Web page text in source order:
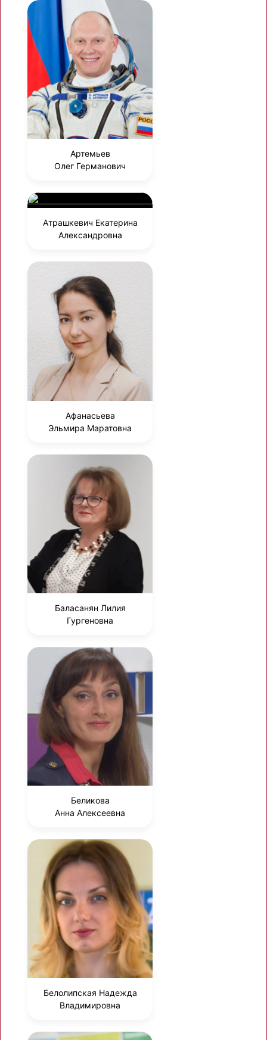
Артемьев
Олег Германович
Атрашкевич Екатерина
Александровна
Афанасьева
Эльмира Маратовна
Баласанян Лилия
Гургеновна
Беликова
Анна Алексеевна
Белолипская Надежда
Владимировна